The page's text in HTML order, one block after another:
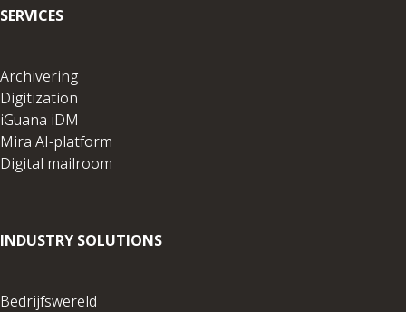
SERVICES
Archivering
Digitization
iGuana iDM
Mira AI-platform
Digital mailroom
INDUSTRY SOLUTIONS
Bedrijfswereld